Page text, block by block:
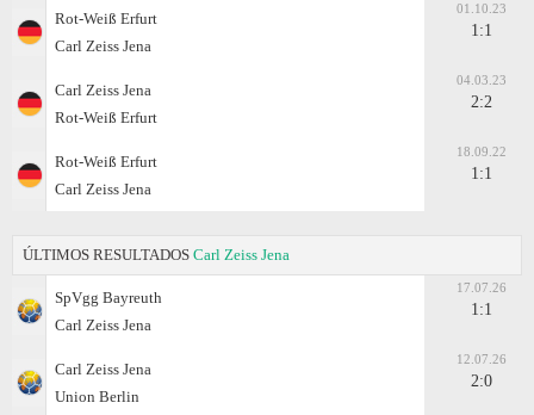
Rot-Weiß Erfurt
Carl Zeiss Jena
01.10.23
1:1
Carl Zeiss Jena
Rot-Weiß Erfurt
04.03.23
2:2
Rot-Weiß Erfurt
Carl Zeiss Jena
18.09.22
1:1
ÚLTIMOS RESULTADOS Carl Zeiss Jena
SpVgg Bayreuth
Carl Zeiss Jena
17.07.26
1:1
Carl Zeiss Jena
Union Berlin
12.07.26
2:0